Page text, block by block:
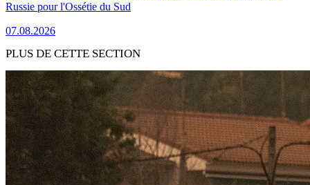
Russie pour l'Ossétie du Sud
07.08.2026
PLUS DE CETTE SECTION